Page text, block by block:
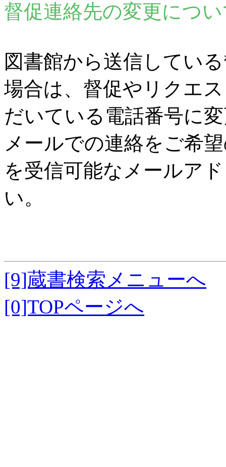
督促連絡先の変更につ
図書館から送信してい
場合は、督促やリクエ
だいている電話番号に
メールでの連絡をご希
を受信可能なメールア
い。
[9]蔵書検索メニューへ
[0]TOPページへ